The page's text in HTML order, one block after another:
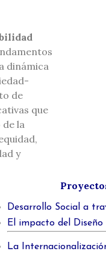
dinámica
de
que
la
y
Desarrollo Social a
El impacto del
La